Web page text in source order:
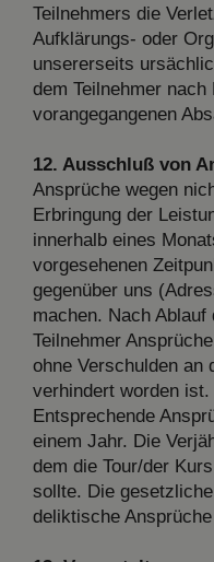
Teilnehmers die
Aufklärungs- oder
unsererseits
dem Teilnehmer nach
vorangegangenen
12. Ausschluß von
Ansprüche wegen
Erbringung der
innerhalb eines
vorgesehenen
gegenüber uns
machen. Nach
Teilnehmer
ohne Verschulden an
verhindert worden ist.
Entsprechende
einem Jahr. Die
dem die Tour/der
sollte. Die
deliktische